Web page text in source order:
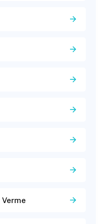
Verme